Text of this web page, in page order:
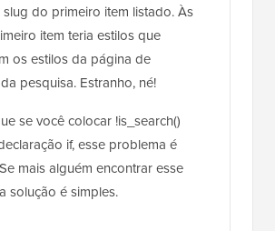
do primeiro item listado. Às
item teria estilos que
os estilos da página de
pesquisa. Estranho, né!
se você colocar !is_search()
if, esse problema é
mais alguém encontrar esse
solução é simples.